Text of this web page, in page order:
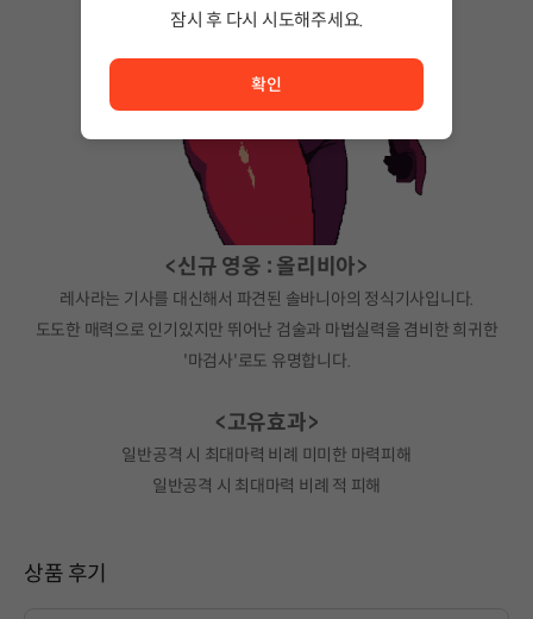
<신규 영웅 : 올리비아>
레사라는 기사를 대신해서 파견된 솔바니아의 정식기사입니다.
도도한 매력으로 인기있지만 뛰어난 검술과 마법실력을 겸비한 희귀한
'마검사'로도 유명합니다.
<고유효과>
일반공격 시 최대마력 비례 미미한 마력피해
일반공격 시 최대마력 비례 적 피해
상품 후기
잠시 후 다시 시도해주세요.
확인